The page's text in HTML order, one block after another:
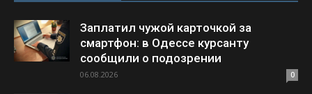
Заплатил чужой карточкой за
смартфон: в Одессе курсанту
сообщили о подозрении
06.08.2026 0